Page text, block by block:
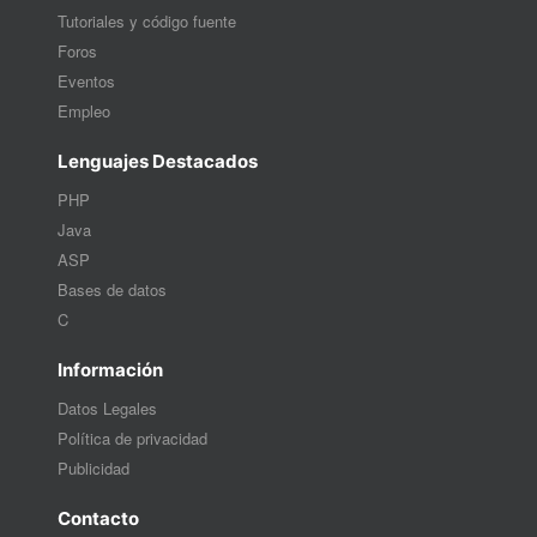
Tutoriales y código fuente
Foros
Eventos
Empleo
Lenguajes Destacados
PHP
Java
ASP
Bases de datos
C
Información
Datos Legales
Política de privacidad
Publicidad
Contacto